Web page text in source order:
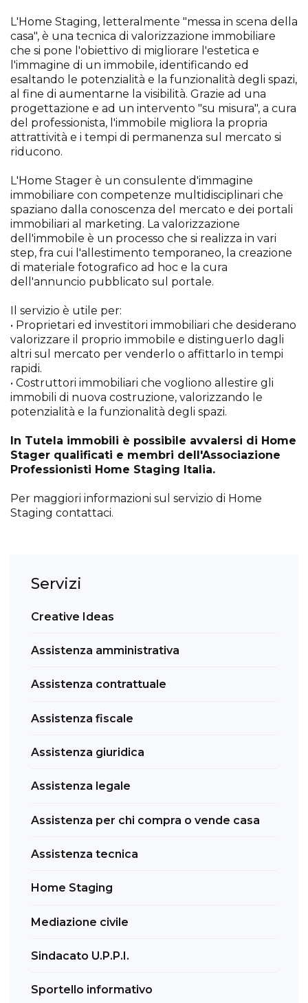
L'Home Staging, letteralmente "messa in scena della
casa", è una tecnica di valorizzazione immobiliare
che si pone l'obiettivo di migliorare l'estetica e
l'immagine di un immobile, identificando ed
esaltando le potenzialità e la funzionalità degli spazi,
al fine di aumentarne la visibilità. Grazie ad una
progettazione e ad un intervento "su misura", a cura
del professionista, l'immobile migliora la propria
attrattività e i tempi di permanenza sul mercato si
riducono.
L'Home Stager è un consulente d'immagine
immobiliare con competenze multidisciplinari che
spaziano dalla conoscenza del mercato e dei portali
immobiliari al marketing. La valorizzazione
dell'immobile è un processo che si realizza in vari
step, fra cui l'allestimento temporaneo, la creazione
di materiale fotografico ad hoc e la cura
dell'annuncio pubblicato sul portale.
Il servizio è utile per:
• Proprietari ed investitori immobiliari che desiderano
valorizzare il proprio immobile e distinguerlo dagli
altri sul mercato per venderlo o affittarlo in tempi
rapidi.
• Costruttori immobiliari che vogliono allestire gli
immobili di nuova costruzione, valorizzando le
potenzialità e la funzionalità degli spazi.
In Tutela immobili è possibile avvalersi di Home
Stager qualificati e membri dell'Associazione
Professionisti Home Staging Italia.
Per maggiori informazioni sul servizio di Home
Staging contattaci.
Servizi
Creative Ideas
Assistenza amministrativa
Assistenza contrattuale
Assistenza fiscale
Assistenza giuridica
Assistenza legale
Assistenza per chi compra o vende casa
Assistenza tecnica
Home Staging
Mediazione civile
Sindacato U.P.P.I.
Sportello informativo